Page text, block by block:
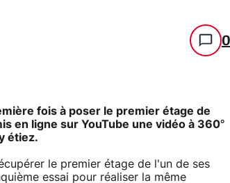
0
fois à poser le premier étage de
en ligne sur YouTube une vidéo à 360°
étiez.
le premier étage de l'un de ses
essai pour réaliser la même